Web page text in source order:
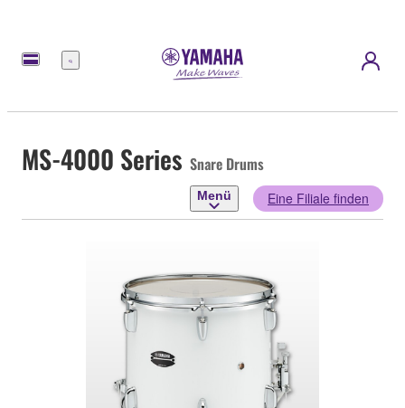
Menü
MS-4000 Series Snare Drums
Menü Eine Filiale finden